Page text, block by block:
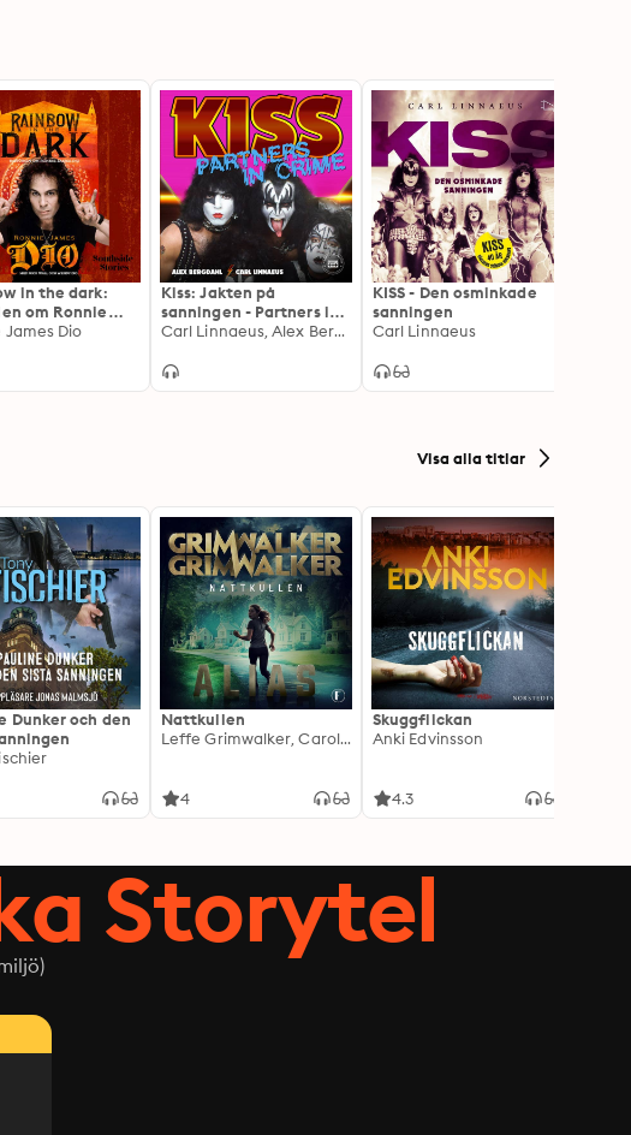
in the dark:
om Ronnie
James Dio
Kiss: Jakten på
sanningen - Partners in
Crime
Carl Linnaeus, Alex Bergdahl
KISS - Den osminkade
sanningen
Carl Linnaeus
Visa alla titlar
Dunker och den
Nattkullen
Leffe Grimwalker, Caroline Grimwalker
4
Skuggflickan
Anki Edvinsson
4.3
Storytel